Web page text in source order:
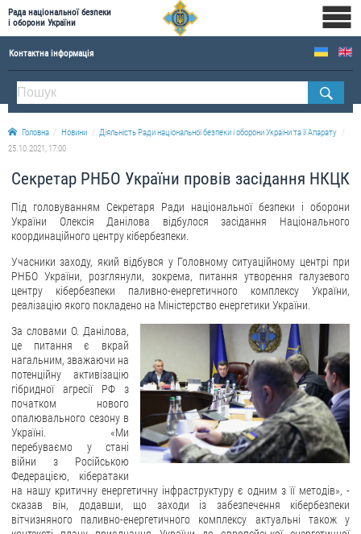
Рада національної безпеки
і оборони України
Контактна інформація
ПРО РНБОУ
Склад Ради національної безпеки і оборони України
Апарат Ради національної безпеки і оборони України
Історична довідка про діяльність Ради національної безпеки і оборони України
ОФІЦІЙНІ ДОКУМЕНТИ
Drone Deals
Фотогалерея
Відеогалерея
ЗВЕРНЕННЯ ГРОМАДЯН
Звернення громадян
Електронне звернення
ДОСТУП ДО ПУБЛІЧНОЇ ІНФОРМАЦІЇ
Організація доступу до публічної інформації
Головна Новини
Діяльність Ради національної безпеки і оборони України та її Апарату
25.10.2021, 17:00
Секретар РНБО України провів засідання НКЦК
Під головуванням Секретаря Ради національної безпеки і оборони
України Олексія Данілова відбулося засідання Національного
координаційного центру кібербезпеки.
Учасники заходу, який відбувся у Головному ситуаційному центрі при
РНБО України, розглянули, зокрема, питання утворення галузевого
центру кібербезпеки паливно-енергетичного комплексу України,
реалізацію якого покладено на Міністерство енергетики України.
За словами О. Данілова,
це питання є вкрай
нагальним, зважаючи на
потенційну активізацію
гібридної агресії РФ з
початком нового
опалювального сезону в
Україні. «Ми
перебуваємо у стані
війни з Російською
Федерацією, кібератаки
на нашу критичну енергетичну інфраструктуру є одним з її методів», -
сказав він, додавши, що заходи із забезпечення кібербезпеки
вітчизняного паливно-енергетичного комплексу актуальні також у